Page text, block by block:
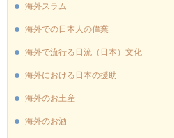
海外スラム
海外での日本人の偉業
海外で流行る日流（日本）文化
海外における日本の援助
海外のお土産
海外のお酒